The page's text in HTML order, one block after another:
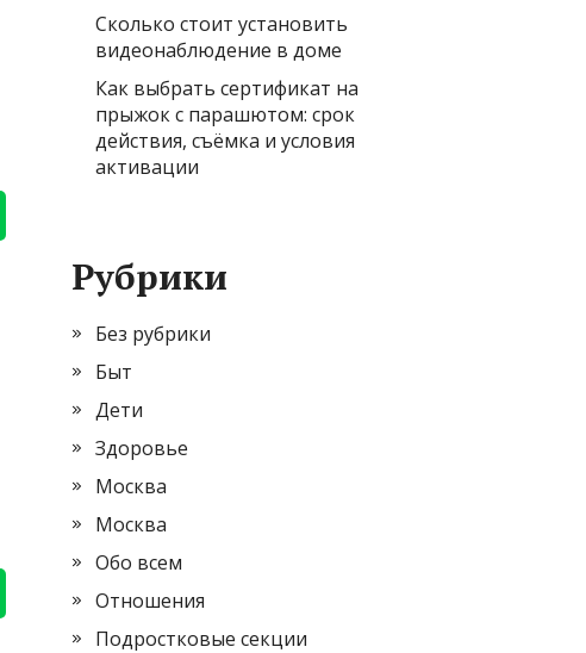
Сколько стоит установить
видеонаблюдение в доме
Как выбрать сертификат на
прыжок с парашютом: срок
действия, съёмка и условия
активации
Рубрики
Без рубрики
Быт
Дети
Здоровье
Москва
Москва
Обо всем
Отношения
Подростковые секции